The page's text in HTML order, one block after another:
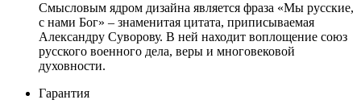
Смысловым ядром дизайна является фраза «Мы русские,
с нами Бог» – знаменитая цитата, приписываемая
Александру Суворову. В ней находит воплощение союз
русского военного дела, веры и многовековой
духовности.
Гарантия